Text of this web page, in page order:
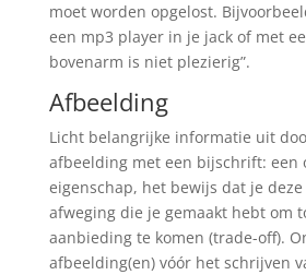
moet worden opgelost.
een mp3 player in je jack of met
bovenarm is niet plezierig”.
Afbeelding
Licht belangrijke informatie uit
afbeelding met een bijschrift: een
eigenschap, het bewijs dat je
afweging die je gemaakt hebt om
aanbieding te komen (trade-off).
afbeelding(en) vóór het schrijven